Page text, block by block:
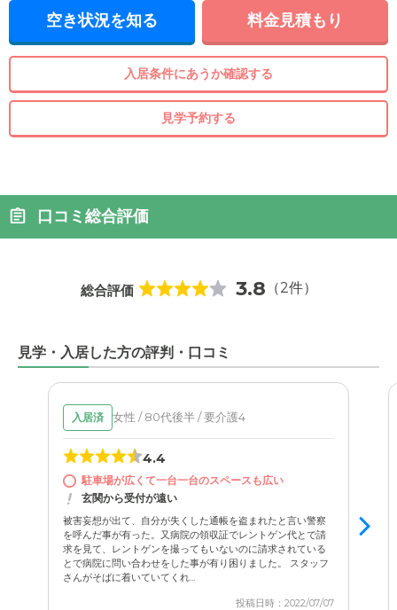
空き状況を知る 料金見積もり
入居条件にあうか確認する
見学予約する
口コミ総合評価
総合評価 3.8 （2件）
見学・入居した方の評判・口コミ
入居済 女性 / 80代後半 / 要介護4
4.4
駐車場が広くて一台一台のスペースも広い
玄関から受付が遠い
被害妄想が出て、自分が失くした通帳を盗まれたと言い警察
を呼んだ事が有った。又病院の領収証でレントゲン代とで請
求を見て、レントゲンを撮ってもいないのに請求されている
とで病院に問い合わせをした事が有り困りました。 スタッフ
さんがそばに着いていてくれ...
投稿日時：2022/07/07